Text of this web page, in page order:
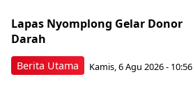
Berita Utama
Lapas Nyomplong Gelar Donor
Darah
Kamis, 6 Agu 2026 - 10:56